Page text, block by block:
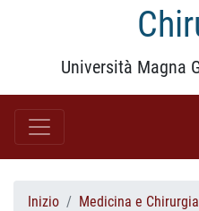
Università Magna
Inizio Medicina e